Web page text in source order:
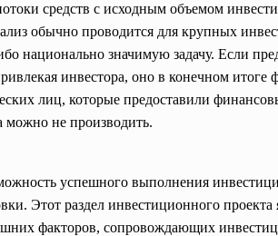
средств с исходным объемом
обычно проводится для крупных
национально значимую задачу. Если
инвестора, оно в конечном
лиц, которые предоставили
можно не производить.
успешного выполнения
Этот раздел инвестиционного
факторов, сопровождающих